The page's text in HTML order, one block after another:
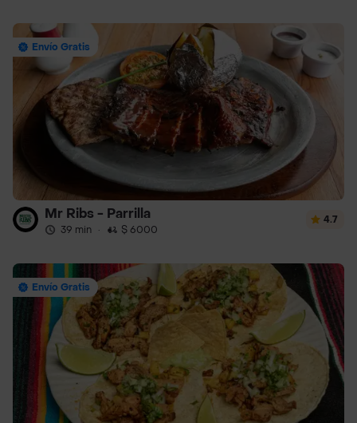
Envío Gratis
Mr Ribs - Parrilla
39 min · $ 6000
4.7
Envío Gratis